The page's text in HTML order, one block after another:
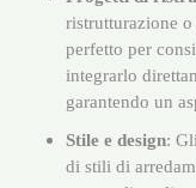
ristrutturazione
perfetto per
integrarlo
garantendo un
Stile e design:
di stili di